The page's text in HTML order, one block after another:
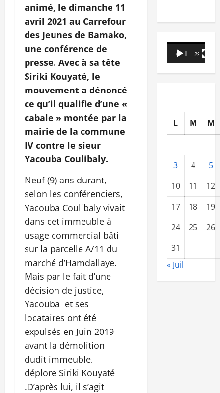
animé, le dimanche 11
avril 2021 au Carrefour
des Jeunes de Bamako,
une conférence de
presse. Avec à sa tête
Siriki Kouyaté, le
mouvement a dénoncé
ce qu’il qualifie d’une «
cabale » montée par la
mairie de la commune
IV contre le sieur
Yacouba Coulibaly.
Neuf (9) ans durant,
selon les conférenciers,
Yacouba Coulibaly vivait
dans cet immeuble à
usage commercial bâti
sur la parcelle A/11 du
marché d’Hamdallaye.
Mais par le fait d’une
décision de justice,
Yacouba et ses
locataires ont été
expulsés en Juin 2019
avant la démolition
dudit immeuble,
déplore Siriki Kouyaté
.D’après lui, il s’agit
Lecteur
vidéo
00:00 29:21
L M M
3 4
5
10
11
12
17
18
19
24
25
26
31
« Juil